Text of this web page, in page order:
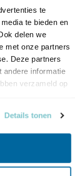
te
te bieden en
delen we
met onze partners
Deze partners
andere informatie
verzameld op
Details tonen